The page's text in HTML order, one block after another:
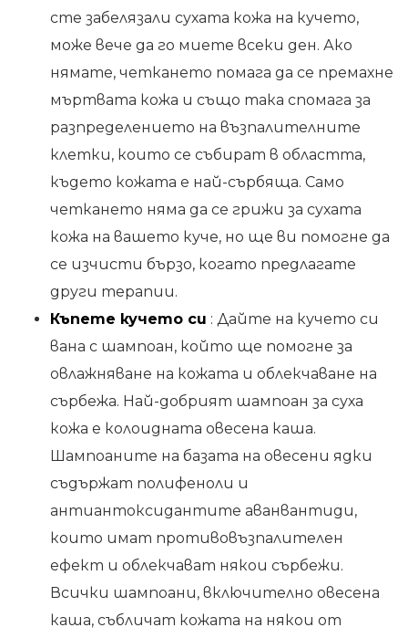
сте забелязали сухата кожа на кучето,
може вече да го миете всеки ден. Ако
нямате, четкането помага да се премахне
мъртвата кожа и също така спомага за
разпределението на възпалителните
клетки, които се събират в областта,
където кожата е най-сърбяща. Само
четкането няма да се грижи за сухата
кожа на вашето куче, но ще ви помогне да
се изчисти бързо, когато предлагате
други терапии.
Къпете кучето си : Дайте на кучето си
вана с шампоан, който ще помогне за
овлажняване на кожата и облекчаване на
сърбежа. Най-добрият шампоан за суха
кожа е колоидната овесена каша.
Шампоаните на базата на овесени ядки
съдържат полифеноли и
антиантоксидантите аванвантиди,
които имат противовъзпалителен
ефект и облекчават някои сърбежи.
Всички шампоани, включително овесена
каша, събличат кожата на някои от